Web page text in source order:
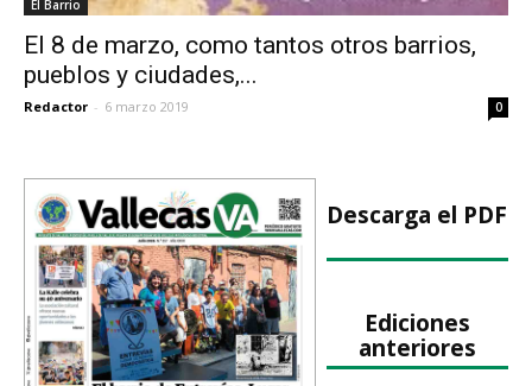
El Barrio
El 8 de marzo, como tantos otros barrios,
pueblos y ciudades,...
Redactor - 6 marzo 2019 0
Descarga el PDF
Ediciones
anteriores